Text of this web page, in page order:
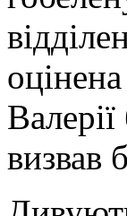
визвав